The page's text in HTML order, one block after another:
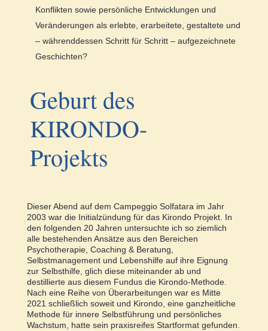
Konflikten sowie persönliche Entwicklungen und
Veränderungen als erlebte, erarbeitete, gestaltete und
– währenddessen Schritt für Schritt – aufgezeichnete
Geschichten?
Geburt des
KIRONDO-
Projekts
Dieser Abend auf dem Campeggio Solfatara im Jahr
2003 war die Initialzündung für das Kirondo Projekt. In
den folgenden 20 Jahren untersuchte ich so ziemlich
alle bestehenden Ansätze aus den Bereichen
Psychotherapie, Coaching & Beratung,
Selbstmanagement und Lebenshilfe auf ihre Eignung
zur Selbsthilfe, glich diese miteinander ab und
destillierte aus diesem Fundus die Kirondo-Methode.
Nach eine Reihe von Überarbeitungen war es Mitte
2021 schließlich soweit und Kirondo, eine ganzheitliche
Methode für innere Selbstführung und persönliches
Wachstum, hatte sein praxisreifes Startformat gefunden.